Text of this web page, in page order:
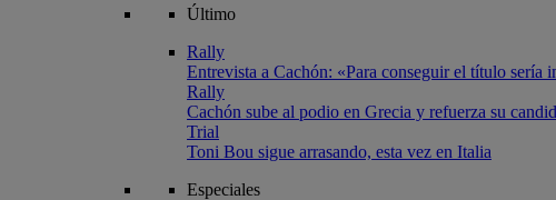
Último
Rally
Entrevista a Cachón: «Para conseguir el título sería
Rally
Cachón sube al podio en Grecia y refuerza su
Trial
Toni Bou sigue arrasando, esta vez en Italia
Especiales